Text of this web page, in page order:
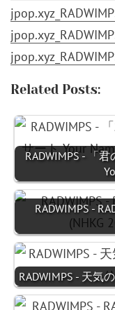
Related Posts:
RADWIMPS - 「
RADWIMPS -
RADWIMPS - 天気